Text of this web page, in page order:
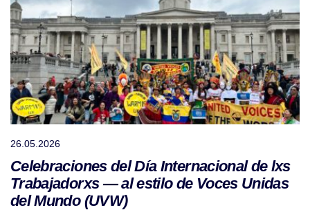
26.05.2026
Celebraciones del Día Internacional de lxs
Trabajadorxs — al estilo de Voces Unidas
del Mundo (UVW)